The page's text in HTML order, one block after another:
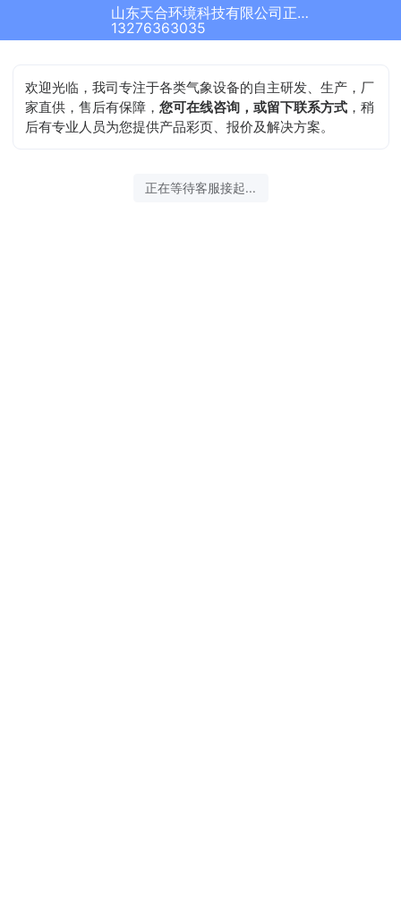
山东天合环境科技有限公司正在为您服务
13276363035
欢迎光临，我司专注于各类气象设备的自主研发、生产，厂
家直供，售后有保障，您可在线咨询，或留下联系方式 ，稍
后有专业人员为您提供产品彩页、报价及解决方案。
正在等待客服接起...